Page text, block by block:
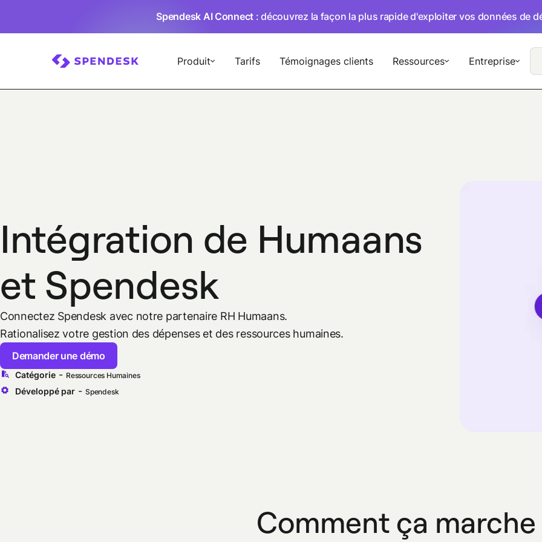
Spendesk AI Connect : découvrez la façon la plus rapide d'exploiter vos données de
Produit Tarifs Témoignages clients Ressources Entreprise
Intégration de Humaans
et Spendesk
Connectez Spendesk avec notre partenaire RH Humaans.
Rationalisez votre gestion des dépenses et des ressources humaines.
Demander une démo
Catégorie - Ressources Humaines
Développé par - Spendesk
Comment ça marche